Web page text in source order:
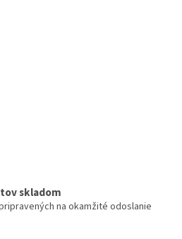
skladom
na okamžité odoslanie